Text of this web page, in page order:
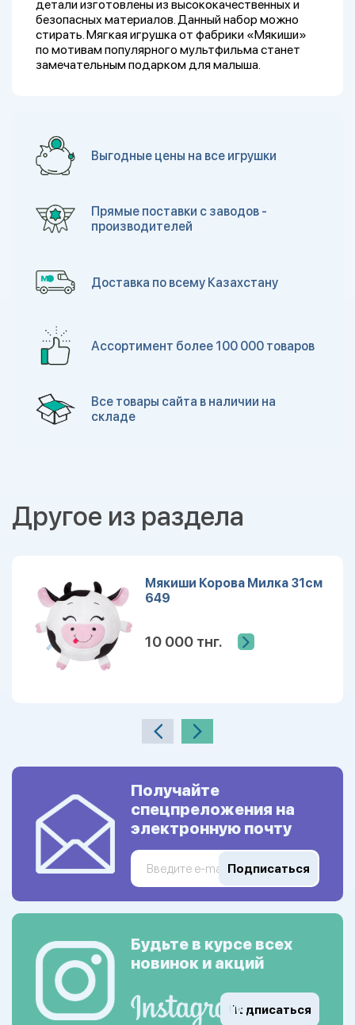
детали изготовлены из высококачественных и
безопасных материалов. Данный набор можно
стирать. Мягкая игрушка от фабрики «Мякиши»
по мотивам популярного мультфильма станет
замечательным подарком для малыша.
Выгодные цены на все игрушки
Прямые поставки с заводов -
производителей
Доставка по всему Казахстану
Ассортимент более 100 000 товаров
Все товары сайта в наличии на
складе
Другое из раздела
Мякиши Корова Милка 31см
649
10 000 тнг.
Получайте
спецпреложения на
электронную почту
Подписаться
Будьте в курсе всех
новинок и акций
Подписаться